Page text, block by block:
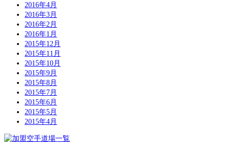
2016年4月
2016年3月
2016年2月
2016年1月
2015年12月
2015年11月
2015年10月
2015年9月
2015年8月
2015年7月
2015年6月
2015年5月
2015年4月